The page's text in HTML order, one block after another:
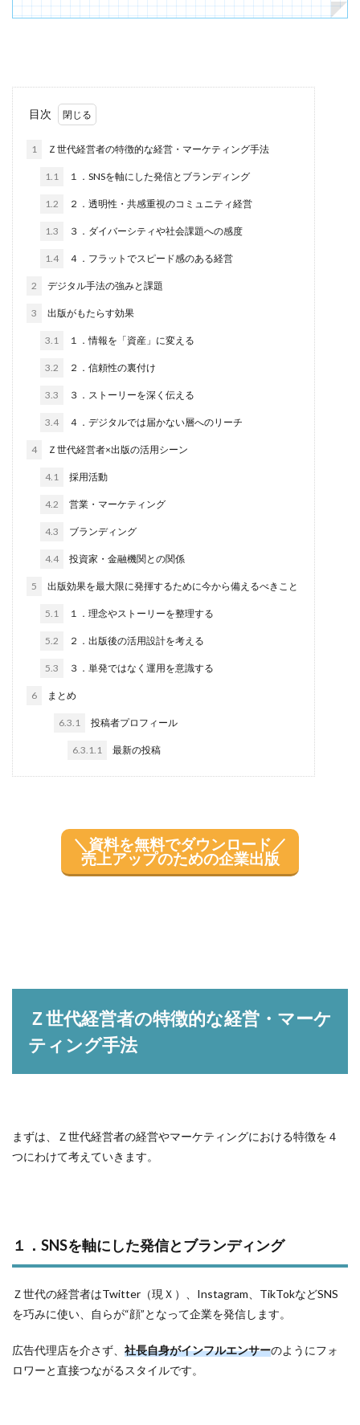
目次
1 Ｚ世代経営者の特徴的な経営・マーケティング手法
1.1 １．SNSを軸にした発信とブランディング
1.2 ２．透明性・共感重視のコミュニティ経営
1.3 ３．ダイバーシティや社会課題への感度
1.4 ４．フラットでスピード感のある経営
2 デジタル手法の強みと課題
3 出版がもたらす効果
3.1 １．情報を「資産」に変える
3.2 ２．信頼性の裏付け
3.3 ３．ストーリーを深く伝える
3.4 ４．デジタルでは届かない層へのリーチ
4 Ｚ世代経営者×出版の活用シーン
4.1 採用活動
4.2 営業・マーケティング
4.3 ブランディング
4.4 投資家・金融機関との関係
5 出版効果を最大限に発揮するために今から備えるべきこと
5.1 １．理念やストーリーを整理する
5.2 ２．出版後の活用設計を考える
5.3 ３．単発ではなく運用を意識する
6 まとめ
6.3.1 投稿者プロフィール
6.3.1.1 最新の投稿
＼資料を無料でダウンロード／
売上アップのための企業出版
Ｚ世代経営者の特徴的な経営・マーケ
ティング手法
まずは、Ｚ世代経営者の経営やマーケティングにおける特徴を４
つにわけて考えていきます。
１．SNSを軸にした発信とブランディング
Ｚ世代の経営者はTwitter（現Ｘ）、Instagram、TikTokなどSNS
を巧みに使い、自らが“顔”となって企業を発信します。
広告代理店を介さず、 社長自身がインフルエンサーのようにフォ
ロワーと直接つながるスタイルです。